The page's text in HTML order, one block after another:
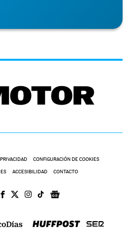
CONFIGURACIÓN DE COOKIES
ACCESIBILIDAD CONTACTO